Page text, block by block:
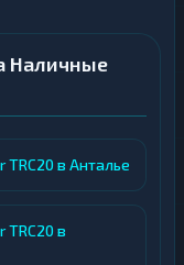
Наличные
в Анталье
TRC20 в